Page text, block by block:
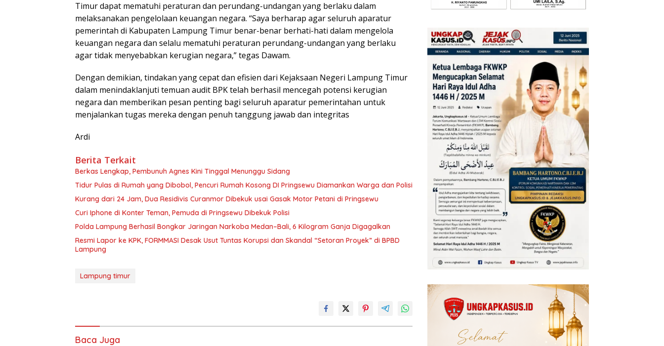
Timur dapat mematuhi peraturan dan perundang-undangan yang berlaku dalam
melaksanakan pengelolaan keuangan negara. “Saya berharap agar seluruh aparatur
pemerintah di Kabupaten Lampung Timur benar-benar berhati-hati dalam mengelola
keuangan negara dan selalu mematuhi peraturan perundang-undangan yang berlaku
agar tidak menyebabkan kerugian negara,” tegas Dawam.
Dengan demikian, tindakan yang cepat dan efisien dari Kejaksaan Negeri Lampung Timur
dalam menindaklanjuti temuan audit BPK telah berhasil mencegah potensi kerugian
negara dan memberikan pesan penting bagi seluruh aparatur pemerintahan untuk
menjalankan tugas mereka dengan penuh tanggung jawab dan integritas
Ardi
Berita Terkait
Berkas Lengkap, Pembunuh Agnes Kini Tinggal Menunggu Sidang
Tidur Pulas di Rumah yang Dibobol, Pencuri Rumah Kosong DI Pringsewu Diamankan Warga dan Polisi
Kurang dari 24 Jam, Dua Residivis Curanmor Dibekuk usai Gasak Motor Petani di Pringsewu
Curi Iphone di Konter Teman, Pemuda di Pringsewu Dibekuk Polisi
Polda Lampung Berhasil Bongkar Jaringan Narkoba Medan–Bali, 6 Kilogram Ganja Digagalkan
Resmi Lapor ke KPK, FORMMASI Desak Usut Tuntas Korupsi dan Skandal “Setoran Proyek” di BPBD
Lampung
Lampung timur
Baca Juga